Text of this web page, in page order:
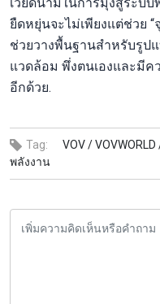
เวียดนามในการมุ่งสู่ร
ยืดหยุ่นจะไม่เพียงแต่ช่วย “
ช่วยวางพื้นฐานสำหรับรูป
แวดล้อม พึ่งตนเองและมี
อีกด้วย.
Tag: VOV /VOVWORLD
พลังงาน